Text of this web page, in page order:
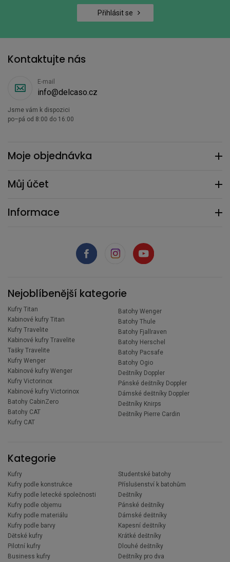
Přihlásit se
Moje objednávka
Můj účet
Informace
Kontaktujte nás
E-mail
info@delcaso.cz
Jsme vám k dispozici
po–pá od 8:00 do 16:00
Nejoblíbenější kategorie
Kufry Titan
Kabinové kufry Titan
Kufry Travelite
Kabinové kufry Travelite
Tašky Travelite
Kufry Wenger
Kabinové kufry Wenger
Kufry Victorinox
Kabinové kufry Victorinox
Batohy CabinZero
Batohy CAT
Kufry CAT
Batohy Wenger
Batohy Thule
Batohy Fjallraven
Batohy Herschel
Batohy Pacsafe
Batohy Ogio
Deštníky Doppler
Pánské deštníky Doppler
Dámské deštníky Doppler
Deštníky Knirps
Deštníky Pierre Cardin
Kategorie
Kufry
Kufry podle konstrukce
Kufry podle letecké společnosti
Kufry podle objemu
Kufry podle materiálu
Kufry podle barvy
Dětské kufry
Pilotní kufry
Business kufry
Studentské batohy
Příslušenství k batohům
Deštníky
Pánské deštníky
Dámské deštníky
Kapesní deštníky
Krátké deštníky
Dlouhé deštníky
Deštníky pro dva